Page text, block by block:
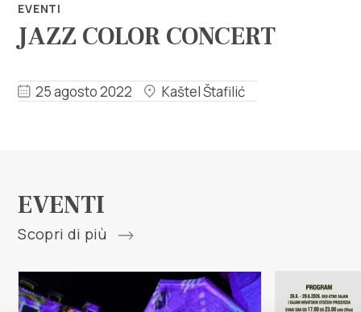
Info
Multimedia
it
+385 21 227 933
EVENTI
JAZZ COLOR CONCERT
25 agosto 2022 Kaštel Štafilić
EVENTI
Scopri di più